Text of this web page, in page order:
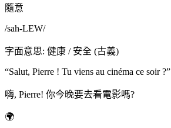
隨意
/sah-LEW/
字面意思: 健康 / 安全 (古義)
“Salut, Pierre ! Tu viens au cinéma ce soir ?”
嗨, Pierre! 你今晚要去看電影嗎?
🌍